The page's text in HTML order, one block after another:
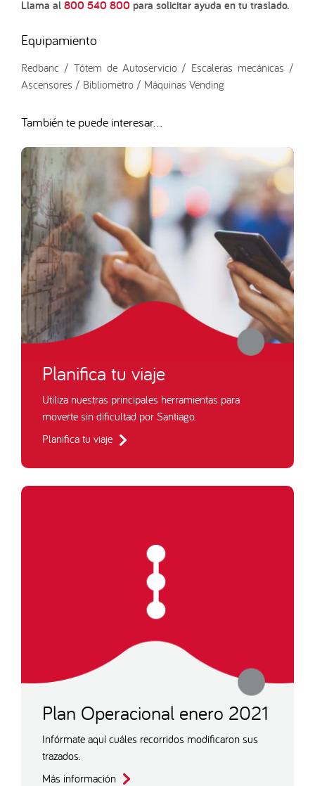
Llama al800 540 800 para solicitar ayuda en tu traslado.
Equipamiento
Redbanc / Tótem de Autoservicio / Escaleras mecánicas /
Ascensores / Bibliometro / Máquinas Vending
También te puede interesar...
Planifica tu viaje
Utiliza nuestras principales herramientas para
moverte sin dificultad por Santiago.
Planifica tu viaje
Plan Operacional enero 2021
Infórmate aquí cuáles recorridos modificaron sus
trazados.
Más información